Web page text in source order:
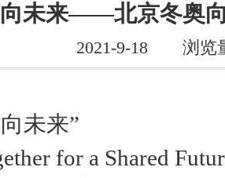
未来——北京冬奥
2021-9-18 浏览
未来”
for a Shared